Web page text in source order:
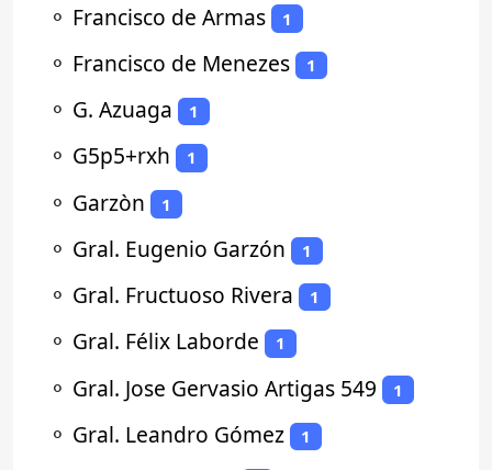
⚬ Francisco de Armas 1
⚬ Francisco de Menezes 1
⚬ G. Azuaga 1
⚬ G5p5+rxh 1
⚬ Garzòn 1
⚬ Gral. Eugenio Garzón 1
⚬ Gral. Fructuoso Rivera 1
⚬ Gral. Félix Laborde 1
⚬ Gral. Jose Gervasio Artigas 549 1
⚬ Gral. Leandro Gómez 1